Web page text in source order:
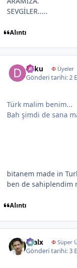
SEVGİLER.....
Alıntı
dilku ΦÜyeler
Gönderi tarihi:2
Türk malim benim...
Bah şimdi de sana
bitanem made in
ben de sahiplendim
Alıntı
kralx ΦSüper
Gönderi tarihi:3